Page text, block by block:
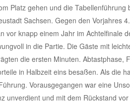
Platz gehen und die
Sachsen. Gegen den Vorjahres
vor knapp einem Jahr im Achtelfinale
in die Partie. Die Gäste mit
die ersten Minuten.
in Halbzeit eins besaßen. Als die
Vorausgegangen war eine
unverdient und mit dem Rückstand